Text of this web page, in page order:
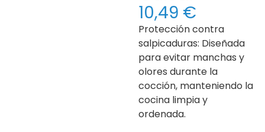
10,49 €
Protección contra
salpicaduras: Diseñada
para evitar manchas y
olores durante la
cocción, manteniendo la
cocina limpia y
ordenada.